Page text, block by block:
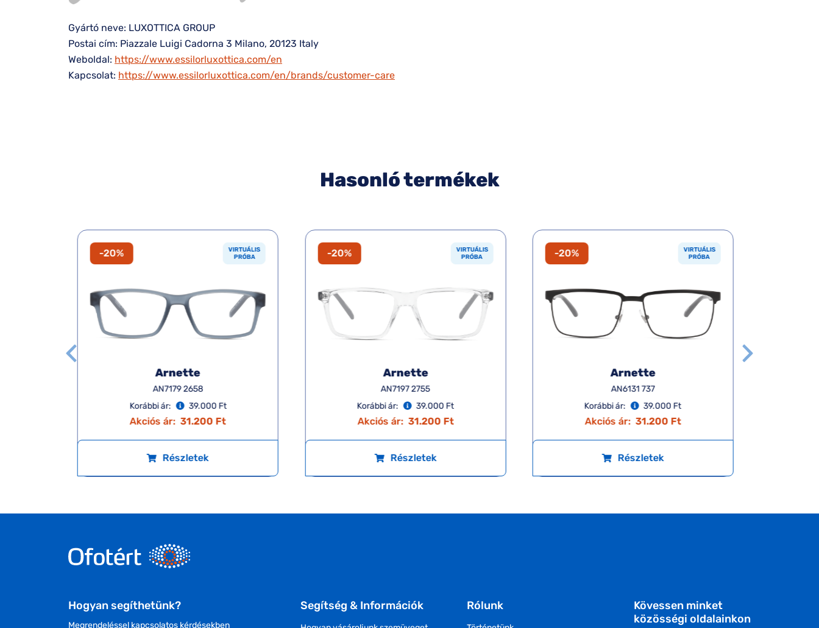
Gyártó neve: LUXOTTICA GROUP
Postai cím: Piazzale Luigi Cadorna 3 Milano, 20123 Italy
Weboldal: https://www.essilorluxottica.com/en
Kapcsolat: https://www.essilorluxottica.com/en/brands/customer-care
Hasonló termékek
-20%
VIRTUÁLIS
PRÓBA
Arnette
AN7179 2658
Korábbi ár:
39.000 Ft
Akciós ár: 31.200 Ft
Részletek
-20%
VIRTUÁLIS
PRÓBA
Arnette
AN7197 2755
Korábbi ár:
39.000 Ft
Akciós ár: 31.200 Ft
Részletek
-20%
VIRTUÁLIS
PRÓBA
Arnette
AN6131 737
Korábbi ár:
39.000 Ft
Akciós ár: 31.200 Ft
Részletek
Hogyan segíthetünk?
Megrendeléssel kapcsolatos kérdésekben
Segítség & Információk Rólunk
Kövessen minket
közösségi oldalainkon